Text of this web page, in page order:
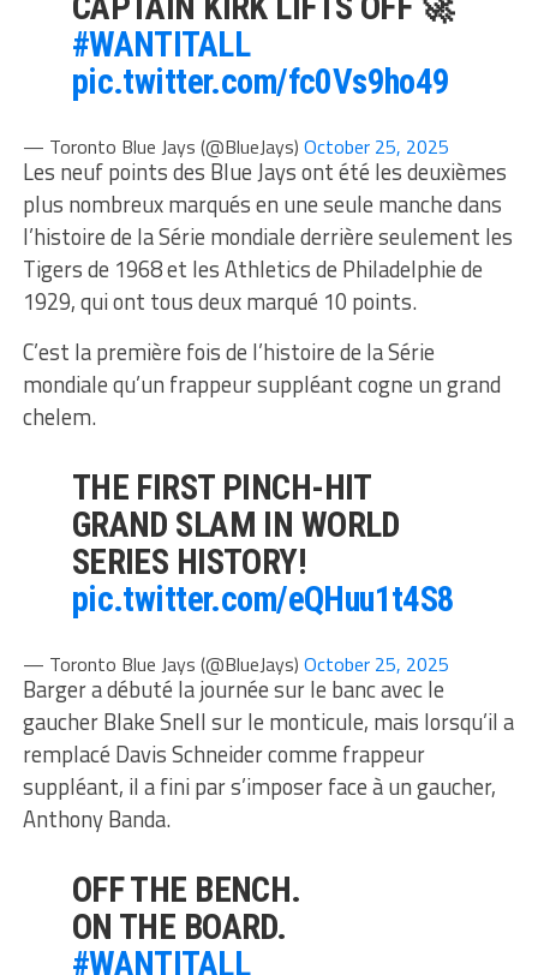
#WANTITALL
pic.twitter.com/fc0Vs9ho49
— Toronto Blue Jays (@BlueJays) October 25, 2025
Les neuf points des Blue Jays ont été les deuxièmes
plus nombreux marqués en une seule manche dans
l’histoire de la Série mondiale derrière seulement les
Tigers de 1968 et les Athletics de Philadelphie de
1929, qui ont tous deux marqué 10 points.
C’est la première fois de l’histoire de la Série
mondiale qu’un frappeur suppléant cogne un grand
chelem.
THE FIRST PINCH-HIT
GRAND SLAM IN WORLD
SERIES HISTORY!
pic.twitter.com/eQHuu1t4S8
— Toronto Blue Jays (@BlueJays) October 25, 2025
Barger a débuté la journée sur le banc avec le
gaucher Blake Snell sur le monticule, mais lorsqu’il a
remplacé Davis Schneider comme frappeur
suppléant, il a fini par s’imposer face à un gaucher,
Anthony Banda.
OFF THE BENCH.
ON THE BOARD.
#WANTITALL